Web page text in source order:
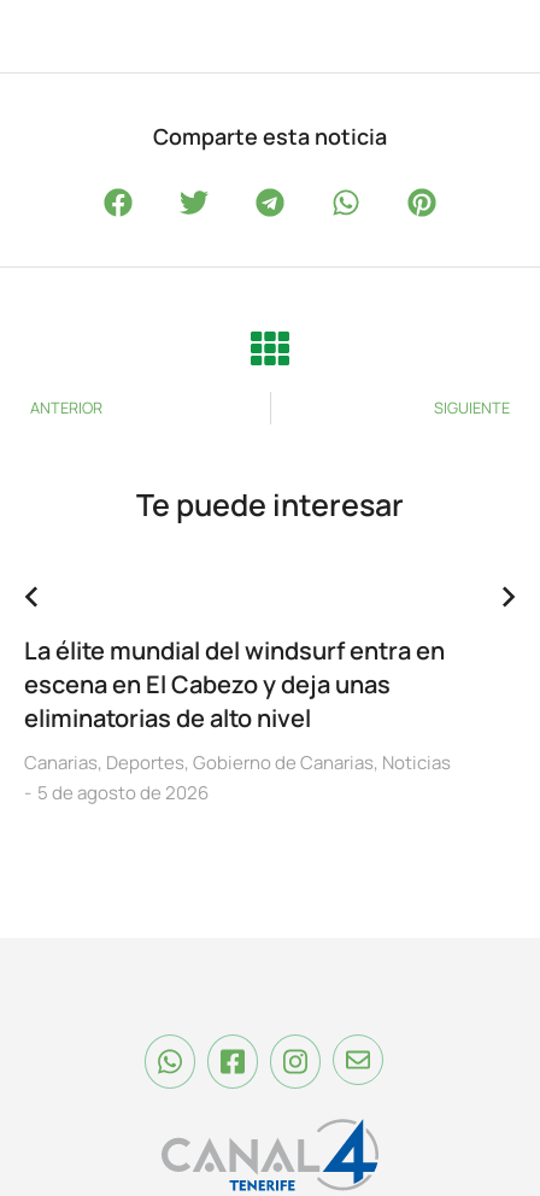
Comparte esta noticia
ANTERIOR SIGUIENTE
Te puede interesar
La élite mundial del windsurf entra en
escena en El Cabezo y deja unas
eliminatorias de alto nivel
Canarias, Deportes, Gobierno de Canarias, Noticias
5 de agosto de 2026